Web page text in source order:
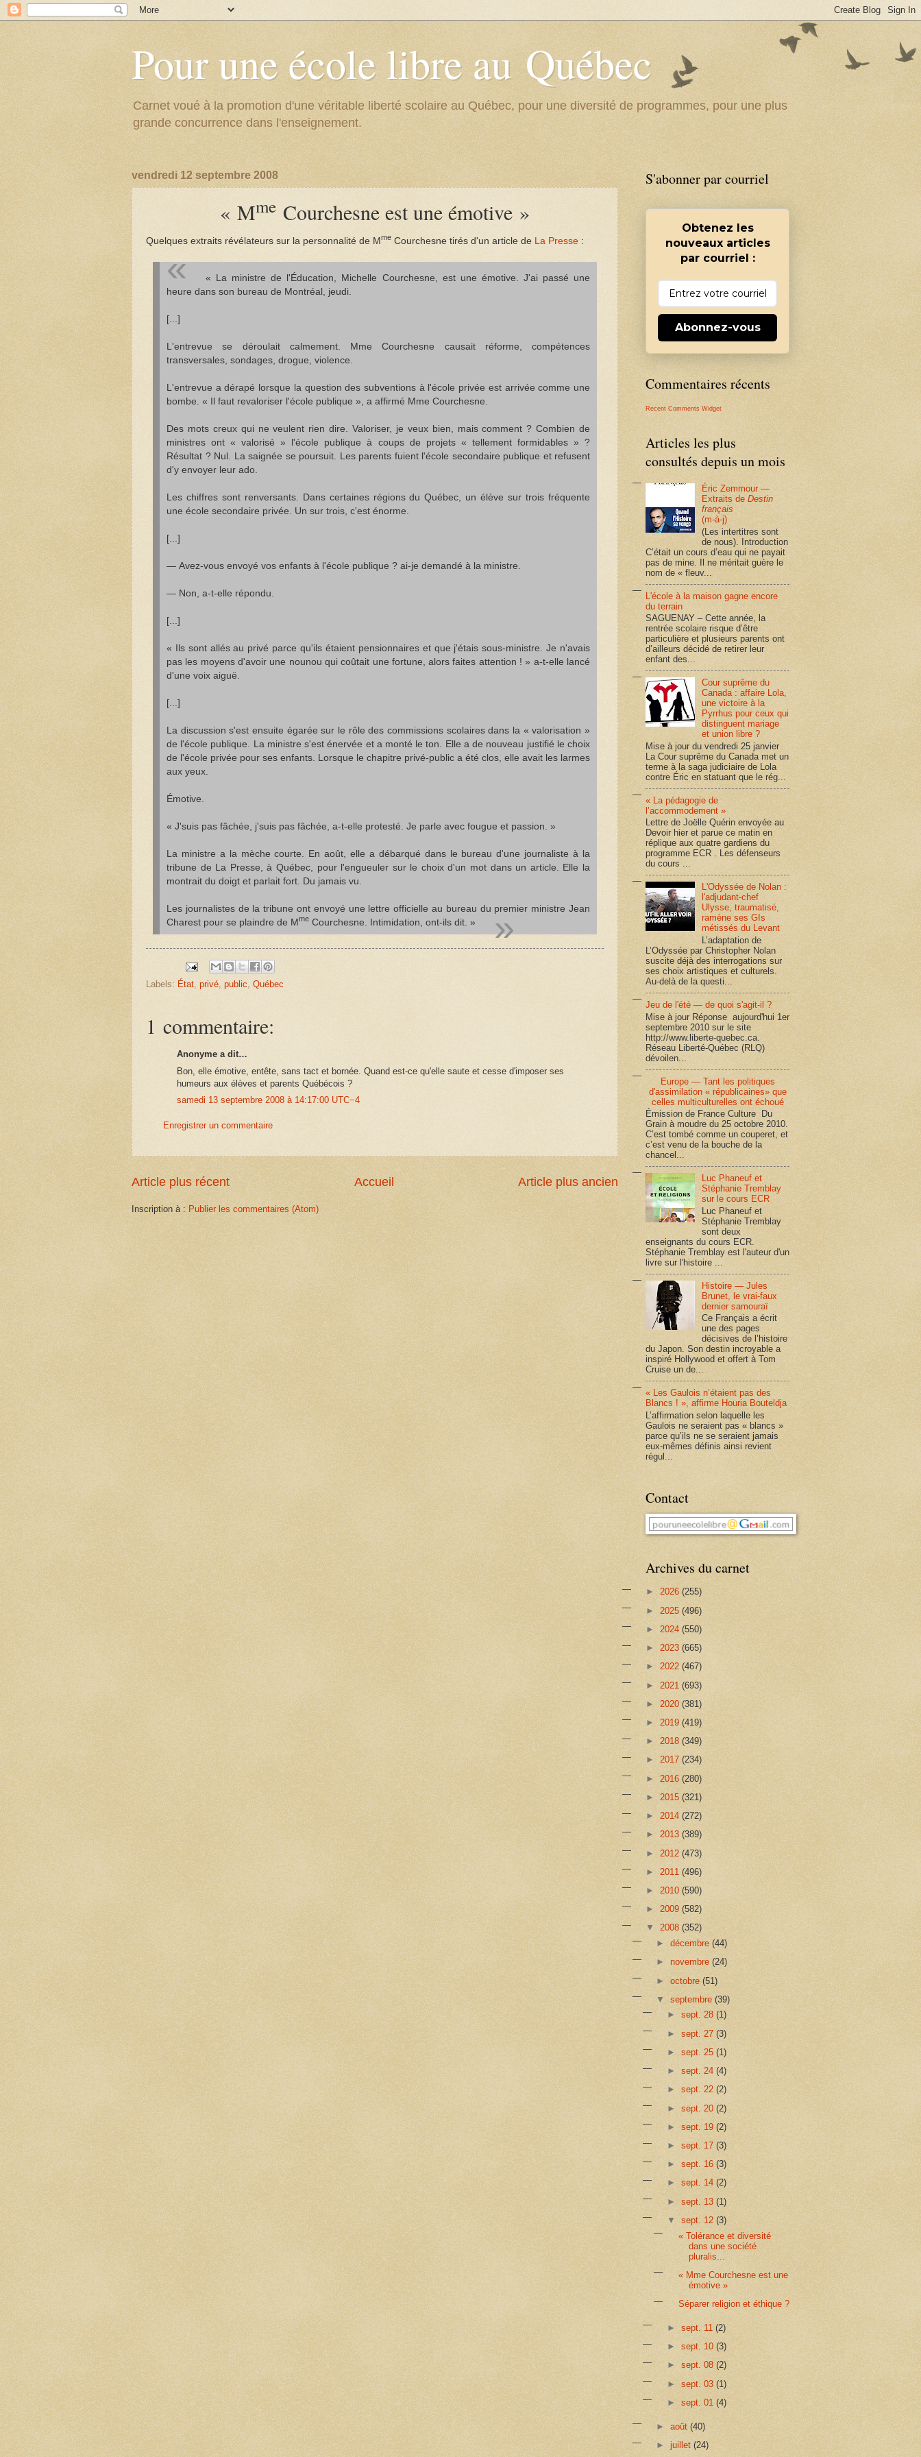
Pour une école libre au Québec
Carnet voué à la promotion d'une véritable liberté scolaire au Québec, pour une diversité de programmes, pour une plus
grande concurrence dans l'enseignement.
vendredi 12 septembre 2008
« Mme Courchesne est une émotive »
Quelques extraits révélateurs sur la personnalité de Mme Courchesne tirés d'un article de La Presse :
« La ministre de l'Éducation, Michelle Courchesne, est une émotive. J'ai passé une
heure dans son bureau de Montréal, jeudi.
[...]
L'entrevue se déroulait calmement. Mme Courchesne causait réforme, compétences
transversales, sondages, drogue, violence.
L'entrevue a dérapé lorsque la question des subventions à l'école privée est arrivée comme une
bombe. « Il faut revaloriser l'école publique », a affirmé Mme Courchesne.
Des mots creux qui ne veulent rien dire. Valoriser, je veux bien, mais comment ? Combien de
ministres ont « valorisé » l'école publique à coups de projets « tellement formidables » ?
Résultat ? Nul. La saignée se poursuit. Les parents fuient l'école secondaire publique et refusent
d'y envoyer leur ado.
Les chiffres sont renversants. Dans certaines régions du Québec, un élève sur trois fréquente
une école secondaire privée. Un sur trois, c'est énorme.
[...]
— Avez-vous envoyé vos enfants à l'école publique ? ai-je demandé à la ministre.
— Non, a-t-elle répondu.
[...]
« Ils sont allés au privé parce qu'ils étaient pensionnaires et que j'étais sous-ministre. Je n'avais
pas les moyens d'avoir une nounou qui coûtait une fortune, alors faites attention ! » a-t-elle lancé
d'une voix aiguë.
[...]
La discussion s'est ensuite égarée sur le rôle des commissions scolaires dans la « valorisation »
de l'école publique. La ministre s'est énervée et a monté le ton. Elle a de nouveau justifié le choix
de l'école privée pour ses enfants. Lorsque le chapitre privé-public a été clos, elle avait les larmes
aux yeux.
Émotive.
« J'suis pas fâchée, j'suis pas fâchée, a-t-elle protesté. Je parle avec fougue et passion. »
La ministre a la mèche courte. En août, elle a débarqué dans le bureau d'une journaliste à la
tribune de La Presse, à Québec, pour l'engueuler sur le choix d'un mot dans un article. Elle la
montrait du doigt et parlait fort. Du jamais vu.
Les journalistes de la tribune ont envoyé une lettre officielle au bureau du premier ministre Jean
Charest pour se plaindre de Mme Courchesne. Intimidation, ont-ils dit. »
Labels: État, privé, public, Québec
1 commentaire:
Anonyme a dit…
Bon, elle émotive, entête, sans tact et bornée. Quand est-ce qu'elle saute et cesse d'imposer ses
humeurs aux élèves et parents Québécois ?
samedi 13 septembre 2008 à 14:17:00 UTC−4
Enregistrer un commentaire
Article plus récent Article plus ancien
Accueil
Inscription à : Publier les commentaires (Atom)
S'abonner par courriel
Obtenez les
nouveaux articles
par courriel :
Abonnez-vous
Commentaires récents
Recent Comments Widget
Articles les plus
consultés depuis un mois
Éric Zemmour —
Extraits deDestin
français
(m-à-j)
(Les intertitres sont
de nous). Introduction
C’était un cours d’eau qui ne payait
pas de mine. Il ne méritait guère le
nom de « fleuv...
L'école à la maison gagne encore
du terrain
SAGUENAY – Cette année, la
rentrée scolaire risque d’être
particulière et plusieurs parents ont
d’ailleurs décidé de retirer leur
enfant des...
Cour suprême du
Canada : affaire Lola,
une victoire à la
Pyrrhus pour ceux qui
distinguent mariage
et union libre ?
Mise à jour du vendredi 25 janvier
La Cour suprême du Canada met un
terme à la saga judiciaire de Lola
contre Éric en statuant que le rég...
« La pédagogie de
l’accommodement »
Lettre de Joëlle Quérin envoyée au
Devoir hier et parue ce matin en
réplique aux quatre gardiens du
programme ECR . Les défenseurs
du cours ...
L'Odyssée de Nolan :
l'adjudant-chef
Ulysse, traumatisé,
ramène ses GIs
métissés du Levant
L’adaptation de
L’Odyssée par Christopher Nolan
suscite déjà des interrogations sur
ses choix artistiques et culturels.
Au-delà de la questi...
Jeu de l'été — de quoi s'agit-il ?
Mise à jour Réponse aujourd'hui 1er
septembre 2010 sur le site
http://www.liberte-quebec.ca.
Réseau Liberté-Québec (RLQ)
dévoilen...
Europe — Tant les politiques
d'assimilation « républicaines» que
celles multiculturelles ont échoué
Émission de France Culture Du
Grain à moudre du 25 octobre 2010.
C’est tombé comme un couperet, et
c’est venu de la bouche de la
chancel...
Luc Phaneuf et
Stéphanie Tremblay
sur le cours ECR
Luc Phaneuf et
Stéphanie Tremblay
sont deux
enseignants du cours ECR.
Stéphanie Tremblay est l'auteur d'un
livre sur l'histoire ...
Histoire — Jules
Brunet, le vrai-faux
dernier samouraï
Ce Français a écrit
une des pages
décisives de l’histoire
du Japon. Son destin incroyable a
inspiré Hollywood et offert à Tom
Cruise un de...
« Les Gaulois n’étaient pas des
Blancs ! », affirme Houria Bouteldja
L’affirmation selon laquelle les
Gaulois ne seraient pas « blancs »
parce qu’ils ne se seraient jamais
eux-mêmes définis ainsi revient
régul...
Contact
Archives du carnet
► 2026 (255)
► 2025 (496)
► 2024 (550)
► 2023 (665)
► 2022 (467)
► 2021 (693)
► 2020 (381)
► 2019 (419)
► 2018 (349)
► 2017 (234)
► 2016 (280)
► 2015 (321)
► 2014 (272)
► 2013 (389)
► 2012 (473)
► 2011 (496)
► 2010 (590)
► 2009 (582)
▼ 2008 (352)
►décembre(44)
►novembre(24)
►octobre(51)
▼septembre(39)
► sept. 28 (1)
► sept. 27 (3)
► sept. 25 (1)
► sept. 24 (4)
► sept. 22 (2)
► sept. 20 (2)
► sept. 19 (2)
► sept. 17 (3)
► sept. 16 (3)
► sept. 14 (2)
► sept. 13 (1)
▼ sept. 12 (3)
« Tolérance et diversité
dans une société
pluralis...
« Mme Courchesne est une
émotive »
Séparer religion et éthique ?
► sept. 11 (2)
► sept. 10 (3)
► sept. 08 (2)
► sept. 03 (1)
► sept. 01 (4)
►août(40)
►juillet(24)